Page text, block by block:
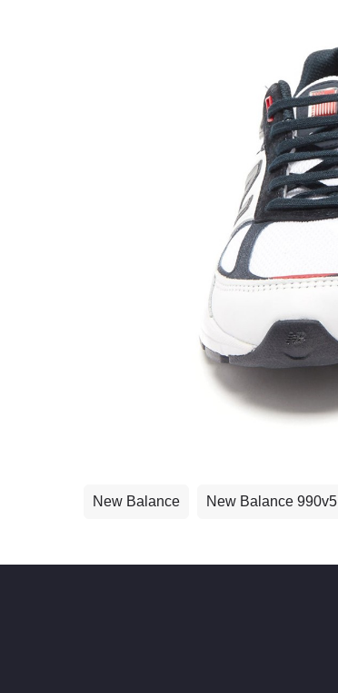
New Balance New Balance 990v5